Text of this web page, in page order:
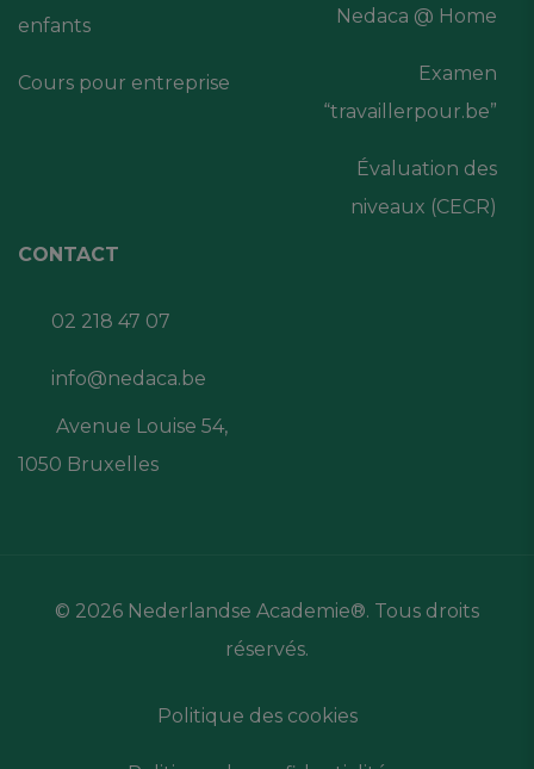
enfants
Cours pour entreprise
Nedaca @ Home
Examen
“travaillerpour.be”
Évaluation des
niveaux (CECR)
CONTACT
02 218 47 07
info@nedaca.be
Avenue Louise 54,
1050 Bruxelles
© 2026 Nederlandse Academie®. Tous droits
réservés.
Politique des cookies